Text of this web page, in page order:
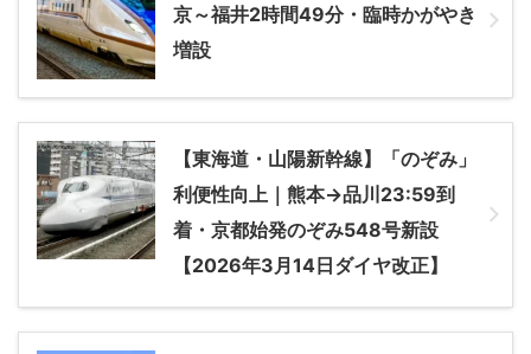
京～福井2時間49分・臨時かがやき
増設
【東海道・山陽新幹線】「のぞみ」
利便性向上｜熊本→品川23:59到
着・京都始発のぞみ548号新設
【2026年3月14日ダイヤ改正】